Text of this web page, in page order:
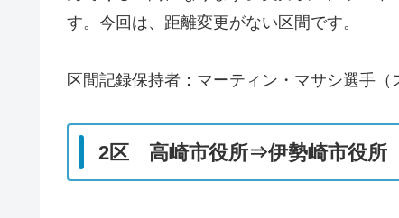
す。今回は、距離変更がない区間です。
区間記録保持者：マーティン・マサシ選手
2区 高崎市役所⇒伊勢崎市役